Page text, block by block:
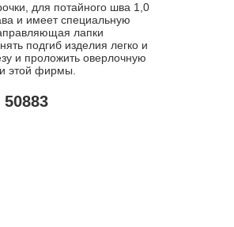
для потайного шва 1,0
и имеет специальную
лапки
подгиб изделия легко и
и проложить оверлочную
этой фирмы.